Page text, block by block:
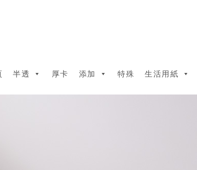
半透 厚卡 添加 特殊 生活用紙